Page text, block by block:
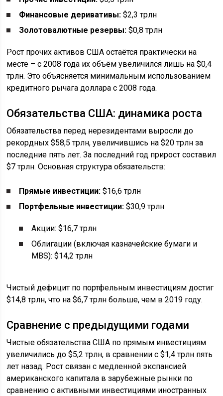
Финансовые деривативы: $2,3 трлн
Золотовалютные резервы: $0,8 трлн
Рост прочих активов США остаётся практически на
месте – с 2008 года их объём увеличился лишь на $0,4
трлн. Это объясняется минимальным использованием
кредитного рычага доллара с 2008 года.
Обязательства США: динамика роста
Обязательства перед нерезидентами выросли до
рекордных $58,5 трлн, увеличившись на $20 трлн за
последние пять лет. За последний год прирост составил
$7 трлн. Основная структура обязательств:
Прямые инвестиции: $16,6 трлн
Портфельные инвестиции: $30,9 трлн
Акции: $16,7 трлн
Облигации (включая казначейские бумаги и
MBS): $14,2 трлн
Чистый дефицит по портфельным инвестициям достиг
$14,8 трлн, что на $6,7 трлн больше, чем в 2019 году.
Сравнение с предыдущими годами
Чистые обязательства США по прямым инвестициям
увеличились до $5,2 трлн, в сравнении с $1,4 трлн пять
лет назад. Рост связан с медленной экспансией
американского капитала в зарубежные рынки по
сравнению с активными инвестициями иностранных